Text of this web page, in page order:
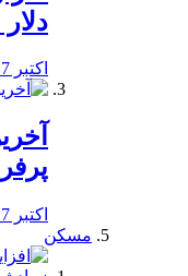
دلار 11 400
اکتبر 17, 2019
اکتبر 17, 2019
مسکن